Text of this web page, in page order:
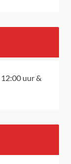
12:00 uur&